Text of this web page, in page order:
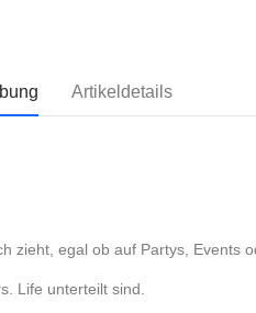
Artikeldetails
egal ob auf Partys, Events
Life unterteilt sind.